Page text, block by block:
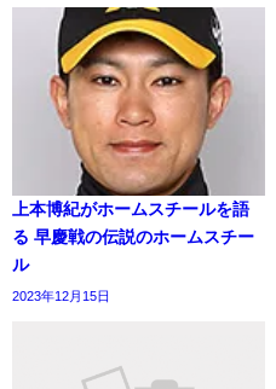
上本博紀がホームスチールを語
る 早慶戦の伝説のホームスチー
ル
2023年12月15日